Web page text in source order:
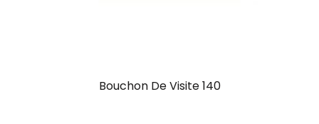
Bouchon De Visite 140